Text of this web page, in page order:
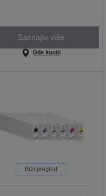
Saznajte više
Gde kupiti
Brzi pregled